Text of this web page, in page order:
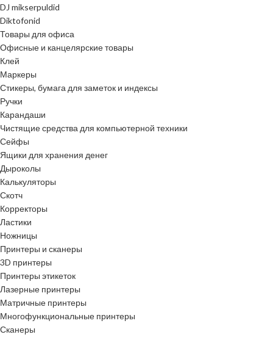
DJ mikserpuldid
Diktofonid
Товары для офиса
Офисные и канцелярские товары
Клей
Маркеры
Стикеры, бумага для заметок и индексы
Ручки
Карандаши
Чистящие средства для компьютерной техники
Сейфы
Ящики для хранения денег
Дыроколы
Калькуляторы
Скотч
Корректоры
Ластики
Ножницы
Принтеры и сканеры
3D принтеры
Принтеры этикеток
Лазерные принтеры
Матричные принтеры
Многофункциональные принтеры
Сканеры